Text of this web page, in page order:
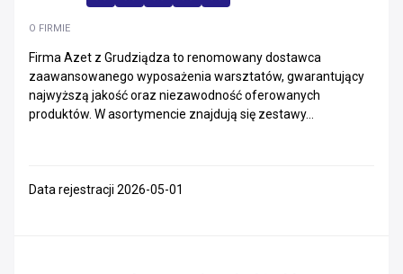
O FIRMIE
Firma Azet z Grudziądza to renomowany dostawca
zaawansowanego wyposażenia warsztatów, gwarantujący
najwyższą jakość oraz niezawodność oferowanych
produktów. W asortymencie znajdują się zestawy...
Data rejestracji 2026-05-01